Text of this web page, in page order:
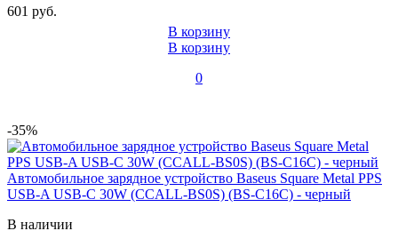
601 руб.
В корзину
В корзину
0
-35%
Автомобильное зарядное устройство Baseus Square Metal PPS
USB-A USB-C 30W (CCALL-BS0S) (BS-C16C) - черный
В наличии